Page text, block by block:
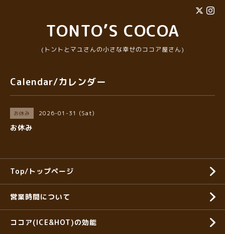
TONTO’S COCOA
(トントとマユさんの小さな幸せのココア屋さん)
Calendar/カレンダー
お休み 2026-01-31 (Sat)
お休み
Top/トップページ
営業時間について
ココア(ICE&HOT)の効能